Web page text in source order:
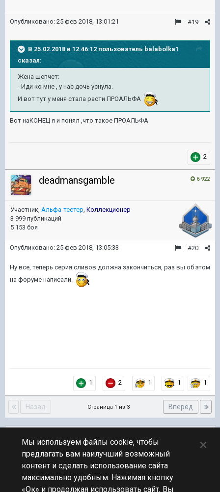
#19
Опубликовано: 25 фев 2018, 13:01:21
В 25.02.2018 в 12:46:12 пользователь balabolka1
сказал:
Жена шепчет:
- Иди ко мне , у нас дочь уснула.
И вот тут у меня стала расти ПРОАЛЬФА
Вот наКОНЕЦ я и понял ,что такое ПРОАЛЬФА
2
6 922
deadmansgamble
Участник, Альфа-тестер, Коллекционер
3 999 публикаций
5 153 боя
#20
Опубликовано: 25 фев 2018, 13:05:33
Ну все, теперь серия сливов должна закончиться, раз вы об этом
на форуме написали.
1 2 1 1 1
Назад Вперёд
Страница 1 из 3
ПЕРЕЙТИ К СПИСКУ ТЕМ
Обсуждение Мира Кораблей
Мы используем файлы cookie, чтобы
предлагать вам наилучший возможный
контент и сделать использование сайта
максимально удобным. Нажимая кнопку
«Ок» и продолжая использовать сайт, Вы
×